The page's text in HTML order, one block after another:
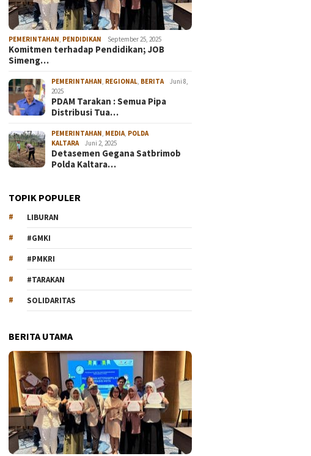
PEMERINTAHAN PENDIDIKAN September 25, 2025
Komitmen terhadap Pendidikan; JOB
Simeng…
PEMERINTAHAN REGIONAL BERITA
Juni 8,
2025
PDAM Tarakan : Semua Pipa
Distribusi Tua…
PEMERINTAHAN MEDIA POLDA
KALTARA
Juni 2, 2025
Detasemen Gegana Satbrimob
Polda Kaltara…
TOPIK POPULER
LIBURAN
#GMKI
#PMKRI
#TARAKAN
SOLIDARITAS
BERITA UTAMA